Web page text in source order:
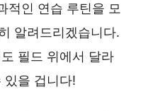
적인 연습 루틴을 모
알려드리겠습니다.
필드 위에서 달라
있을 겁니다!